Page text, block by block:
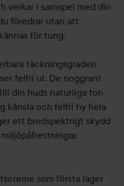
verkar i samspel med din
föredrar utan att
för tung.
täckningsgraden
felfri ut. De noggrant
din huds naturliga ton
känsla och felfri hy hela
ett bredspektrigt skydd
som första lager